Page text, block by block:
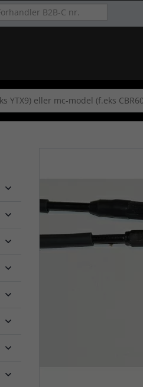







